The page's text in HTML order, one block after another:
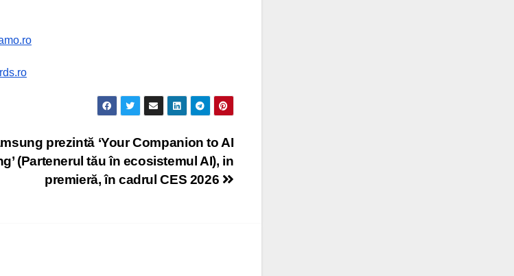
prezintă ‘Your Companion to AI
(Partenerul tău în ecosistemul AI), in
premieră, în cadrul CES 2026